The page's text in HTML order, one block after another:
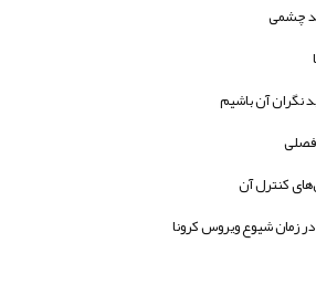
چشمی
نگران آن باشیم
فصلی
کنترل آن
زمان شیوع ویروس کرونا